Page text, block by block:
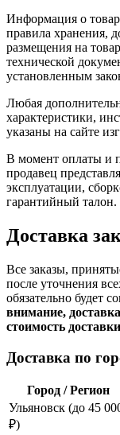
Информация о
правила хранения,
размещения на
технической
установленным
Любая
характеристики,
указаны на сайте
В момент оплаты и
продавец
эксплуатации,
гарантийный талон.
Доставка
Все заказы,
после уточнения
обязательно будет
внимание,
стоимость
Доставка по
Город / Регион
Ульяновск (до 45
₽)